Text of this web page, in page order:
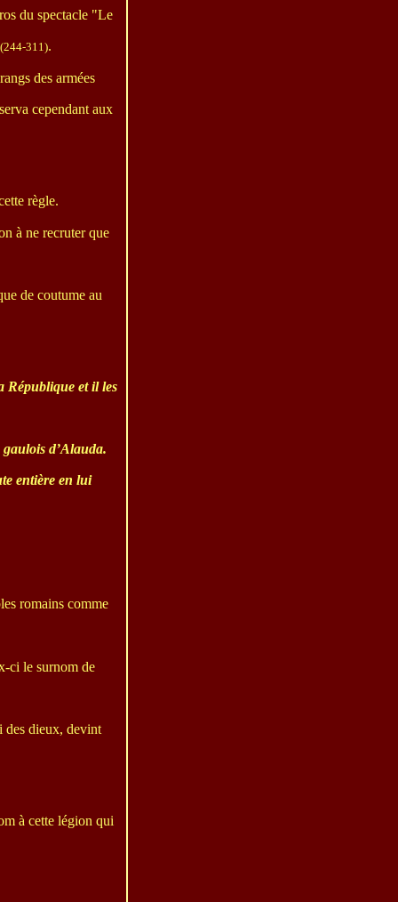
du spectacle "Le
(244-311).
des armées
cependant aux
règle.
à ne recruter que
de coutume au
République et il les
d’Alauda.
entière en lui
romains comme
ci le surnom de
des dieux, devint
à cette légion qui